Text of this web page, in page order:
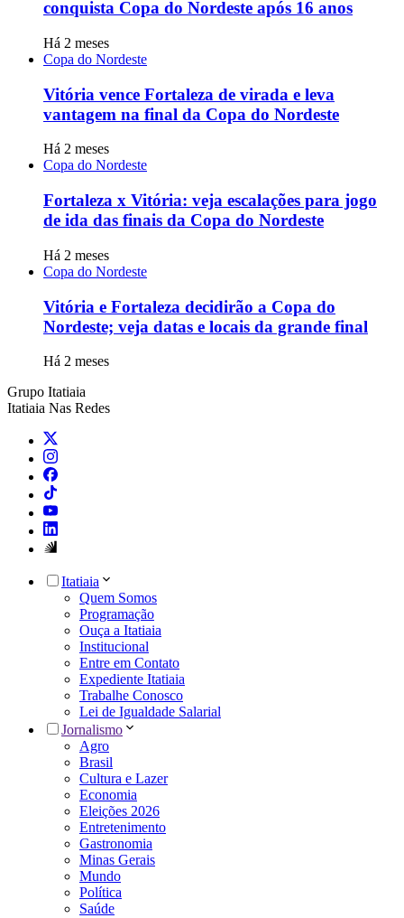
conquista Copa do Nordeste após 16 anos
Há 2 meses
Copa do Nordeste
Vitória vence Fortaleza de virada e leva
vantagem na final da Copa do Nordeste
Há 2 meses
Copa do Nordeste
Fortaleza x Vitória: veja escalações para jogo
de ida das finais da Copa do Nordeste
Há 2 meses
Copa do Nordeste
Vitória e Fortaleza decidirão a Copa do
Nordeste; veja datas e locais da grande final
Há 2 meses
Grupo Itatiaia
Itatiaia Nas Redes
Itatiaia
Quem Somos
Programação
Ouça a Itatiaia
Institucional
Entre em Contato
Expediente Itatiaia
Trabalhe Conosco
Lei de Igualdade Salarial
Jornalismo
Agro
Brasil
Cultura e Lazer
Economia
Eleições 2026
Entretenimento
Gastronomia
Minas Gerais
Mundo
Política
Saúde